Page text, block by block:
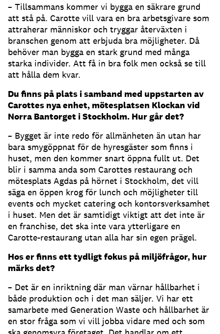
– Tillsammans kommer vi bygga en säkrare grund
att stå på. Carotte vill vara en bra arbetsgivare som
attraherar människor och tryggar återväxten i
branschen genom att erbjuda bra möjligheter. Då
behöver man bygga en stark grund med många
starka individer. Att få in bra folk men också se till
att hålla dem kvar.
Du finns på plats i samband med uppstarten av
Carottes nya enhet, mötesplatsen Klockan vid
Norra Bantorget i Stockholm. Hur går det?
– Bygget är inte redo för allmänheten än utan har
bara smygöppnat för de hyresgäster som finns i
huset, men den kommer snart öppna fullt ut. Det
blir i samma anda som Carottes restaurang och
mötesplats Agdas på hörnet i Stockholm, det vill
säga en öppen krog för lunch och möjligheter till
events och mycket catering och kontorsverksamhet
i huset. Men det är samtidigt viktigt att det inte är
en franchise, det ska inte vara ytterligare en
Carotte-restaurang utan alla har sin egen prägel.
Hos er finns ett tydligt fokus på miljöfrågor, hur
märks det?
– Det är en inriktning där man värnar hållbarhet i
både produktion och i det man säljer. Vi har ett
samarbete med Generation Waste och hållbarhet är
en stor fråga som vi vill jobba vidare med och som